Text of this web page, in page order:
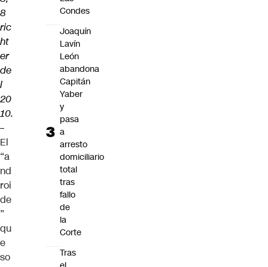
8
ric
ht
er
de
l
20
10.
–
El
“a
nd
roi
de
”
qu
e
so
Condes
Joaquín
Lavín
León
abandona
Capitán
Yaber
y
pasa
a
arresto
domiciliario
total
tras
fallo
de
la
Corte
Tras